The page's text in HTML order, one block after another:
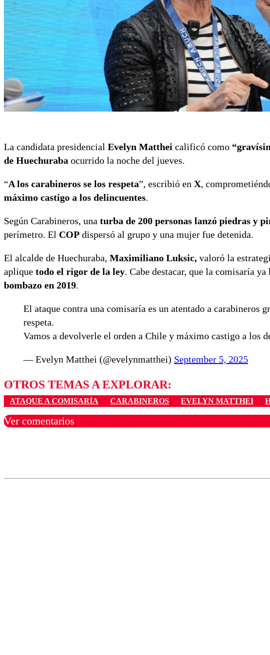
La candidata presidencial Evelyn Matthei calificó como
de Huechuraba ocurrido la noche del jueves.
“A los carabineros se los respeta”, escribió en X,
máximo castigo a los delincuentes.
Según Carabineros, una turba de 200 personas lanzó piedras y
perímetro. El COP dispersó al grupo y una mujer fue detenida.
El alcalde de Huechuraba, Maximiliano Luksic, valoró la
aplique todo el rigor de la ley. Cabe destacar, que la comisaría
bombazo en 2019.
El ataque contra una comisaría es un atentado a carabineros
respeta.
Vamos a devolverle el orden a Chile y máximo castigo a los
— Evelyn Matthei (@evelynmatthei) September 5, 2025
OTROS TEMAS A EXPLORAR:
ATAQUE A COMISARÍA CARABINEROS EVELYN MATTHEI
Ver comentarios